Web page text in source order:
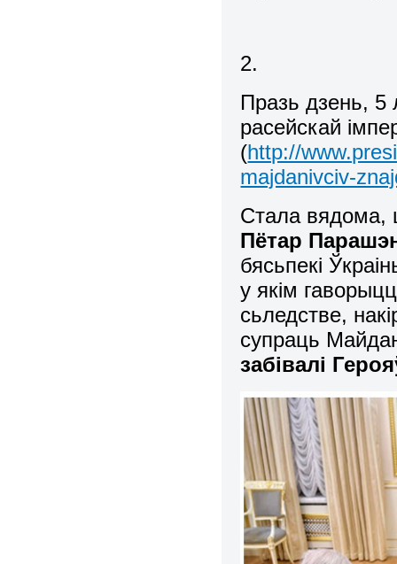
2.
Празь дзень, 5
расейскай
(http://
majdanivciv-
Стала вядома,
Пётар
бясьпекі
у якім
сьледстве,
супраць
забівалі